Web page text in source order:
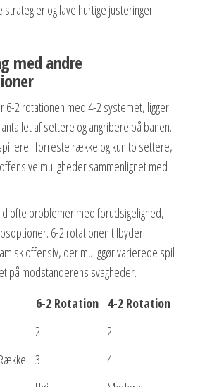
og lave hurtige justeringer
med andre
6-2 rotationen med 4-2 systemet, ligger
af settere og angribere på banen.
i forreste række og kun to settere,
muligheder sammenlignet med
ofte problemer med forudsigelighed,
6-2 rotationen tilbyder
offensiv, der muliggør varierede spil
på modstanderens svagheder.
6-2 Rotation
4-2 Rotation
2
2
3
4